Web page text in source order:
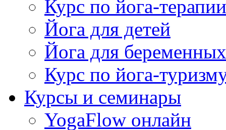
Курс по йога-терапии
Йога для детей
Йога для беременных
Курс по йога-
Курсы и семинары
YogaFlow онлайн